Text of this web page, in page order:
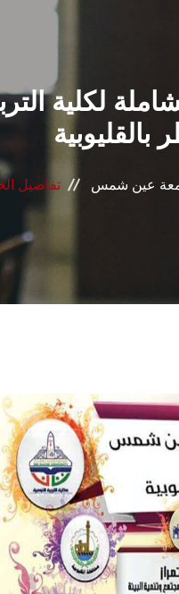
لكلية
بالقليوبية
عين شمس تفاصيل